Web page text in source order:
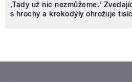
‚Tady už nic nezmůžeme.‘
s hrochy a krokodýly ohrožuje